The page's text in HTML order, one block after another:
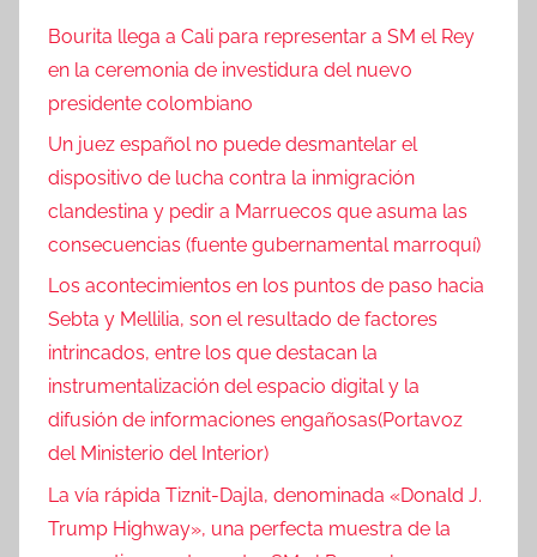
Bourita llega a Cali para representar a SM el Rey
en la ceremonia de investidura del nuevo
presidente colombiano
Un juez español no puede desmantelar el
dispositivo de lucha contra la inmigración
clandestina y pedir a Marruecos que asuma las
consecuencias (fuente gubernamental marroquí)
Los acontecimientos en los puntos de paso hacia
Sebta y Mellilia, son el resultado de factores
intrincados, entre los que destacan la
instrumentalización del espacio digital y la
difusión de informaciones engañosas(Portavoz
del Ministerio del Interior)
La vía rápida Tiznit-Dajla, denominada «Donald J.
Trump Highway», una perfecta muestra de la